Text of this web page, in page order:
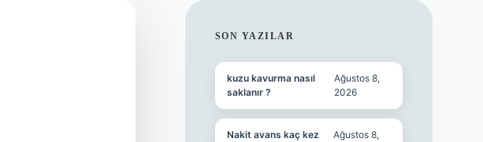
SIDEBAR
SON YAZILAR
kuzu kavurma nasıl
saklanır ?
Ağustos 8,
2026
Nakit avans kaç kez
Ağustos 8,
betbox giriş